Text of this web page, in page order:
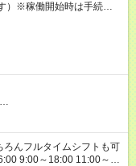
）※稼働開始時は手続き完
…
9:00～18:00 11:00～